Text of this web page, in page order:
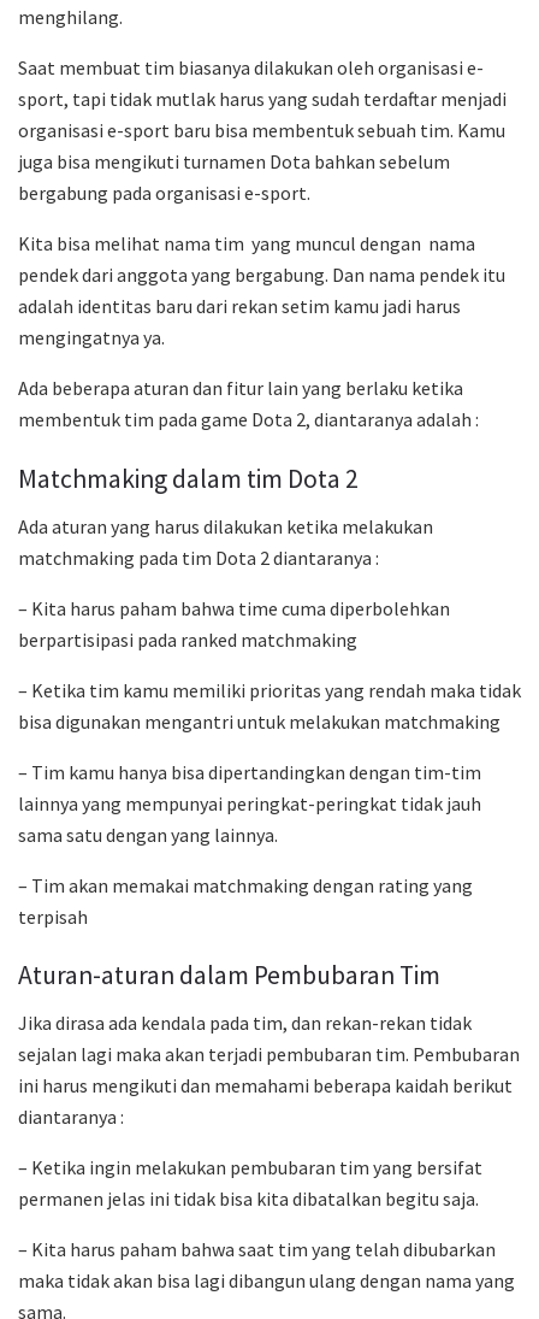
menghilang.
Saat membuat tim biasanya dilakukan oleh organisasi e-
sport, tapi tidak mutlak harus yang sudah terdaftar menjadi
organisasi e-sport baru bisa membentuk sebuah tim. Kamu
juga bisa mengikuti turnamen Dota bahkan sebelum
bergabung pada organisasi e-sport.
Kita bisa melihat nama tim yang muncul dengan nama
pendek dari anggota yang bergabung. Dan nama pendek itu
adalah identitas baru dari rekan setim kamu jadi harus
mengingatnya ya.
Ada beberapa aturan dan fitur lain yang berlaku ketika
membentuk tim pada game Dota 2, diantaranya adalah :
Matchmaking dalam tim Dota 2
Ada aturan yang harus dilakukan ketika melakukan
matchmaking pada tim Dota 2 diantaranya :
– Kita harus paham bahwa time cuma diperbolehkan
berpartisipasi pada ranked matchmaking
– Ketika tim kamu memiliki prioritas yang rendah maka tidak
bisa digunakan mengantri untuk melakukan matchmaking
– Tim kamu hanya bisa dipertandingkan dengan tim-tim
lainnya yang mempunyai peringkat-peringkat tidak jauh
sama satu dengan yang lainnya.
– Tim akan memakai matchmaking dengan rating yang
terpisah
Aturan-aturan dalam Pembubaran Tim
Jika dirasa ada kendala pada tim, dan rekan-rekan tidak
sejalan lagi maka akan terjadi pembubaran tim. Pembubaran
ini harus mengikuti dan memahami beberapa kaidah berikut
diantaranya :
– Ketika ingin melakukan pembubaran tim yang bersifat
permanen jelas ini tidak bisa kita dibatalkan begitu saja.
– Kita harus paham bahwa saat tim yang telah dibubarkan
maka tidak akan bisa lagi dibangun ulang dengan nama yang
sama.